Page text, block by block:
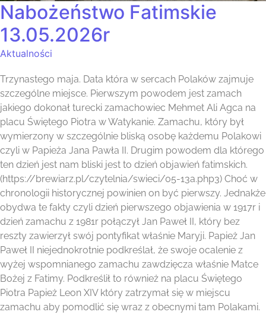
Nabożeństwo Fatimskie
13.05.2026r
Aktualności
Trzynastego maja. Data która w sercach Polaków zajmuje
szczególne miejsce. Pierwszym powodem jest zamach
jakiego dokonał turecki zamachowiec Mehmet Ali Agca na
placu Świętego Piotra w Watykanie. Zamachu, który był
wymierzony w szczególnie bliską osobę każdemu Polakowi
czyli w Papieża Jana Pawła II. Drugim powodem dla którego
ten dzień jest nam bliski jest to dzień objawień fatimskich.
(https://brewiarz.pl/czytelnia/swieci/05-13a.php3) Choć w
chronologii historycznej powinien on być pierwszy. Jednakże
obydwa te fakty czyli dzień pierwszego objawienia w 1917r i
dzień zamachu z 1981r połączył Jan Paweł II, który bez
reszty zawierzył swój pontyfikat właśnie Maryji. Papież Jan
Paweł II niejednokrotnie podkreślał, że swoje ocalenie z
wyżej wspomnianego zamachu zawdzięcza właśnie Matce
Bożej z Fatimy. Podkreślił to również na placu Świętego
Piotra Papież Leon XIV który zatrzymał się w miejscu
zamachu aby pomodlić się wraz z obecnymi tam Polakami.